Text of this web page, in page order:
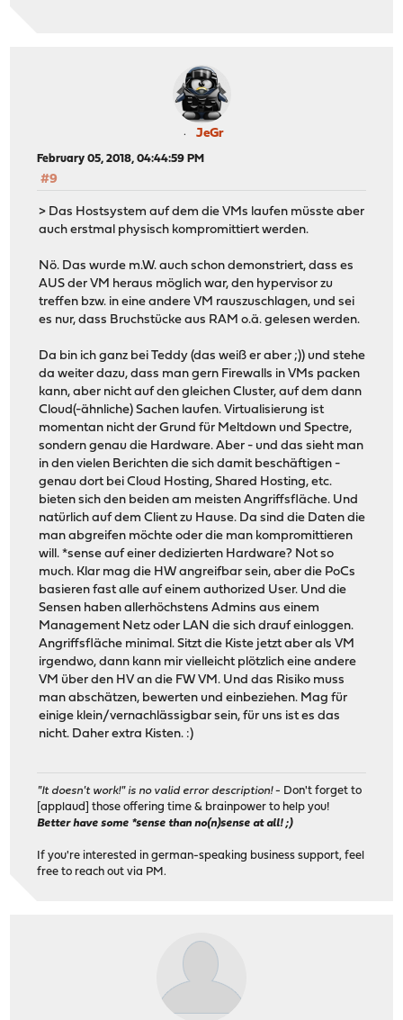
JeGr
February 05, 2018, 04:44:59 PM
#9
> Das Hostsystem auf dem die VMs laufen müsste aber
auch erstmal physisch kompromittiert werden.
Nö. Das wurde m.W. auch schon demonstriert, dass es
AUS der VM heraus möglich war, den hypervisor zu
treffen bzw. in eine andere VM rauszuschlagen, und sei
es nur, dass Bruchstücke aus RAM o.ä. gelesen werden.
Da bin ich ganz bei Teddy (das weiß er aber ;)) und stehe
da weiter dazu, dass man gern Firewalls in VMs packen
kann, aber nicht auf den gleichen Cluster, auf dem dann
Cloud(-ähnliche) Sachen laufen. Virtualisierung ist
momentan nicht der Grund für Meltdown und Spectre,
sondern genau die Hardware. Aber - und das sieht man
in den vielen Berichten die sich damit beschäftigen -
genau dort bei Cloud Hosting, Shared Hosting, etc.
bieten sich den beiden am meisten Angriffsfläche. Und
natürlich auf dem Client zu Hause. Da sind die Daten die
man abgreifen möchte oder die man kompromittieren
will. *sense auf einer dedizierten Hardware? Not so
much. Klar mag die HW angreifbar sein, aber die PoCs
basieren fast alle auf einem authorized User. Und die
Sensen haben allerhöchstens Admins aus einem
Management Netz oder LAN die sich drauf einloggen.
Angriffsfläche minimal. Sitzt die Kiste jetzt aber als VM
irgendwo, dann kann mir vielleicht plötzlich eine andere
VM über den HV an die FW VM. Und das Risiko muss
man abschätzen, bewerten und einbeziehen. Mag für
einige klein/vernachlässigbar sein, für uns ist es das
nicht. Daher extra Kisten. :)
"It doesn't work!" is no valid error description!- Don't forget to
[applaud] those offering time & brainpower to help you!
Better have some *sense than no(n)sense at all! ;)
If you're interested in german-speaking business support, feel
free to reach out via PM.